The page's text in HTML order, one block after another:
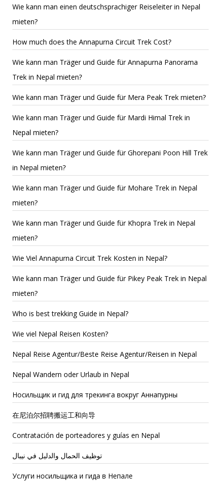
Wie kann man einen deutschsprachiger Reiseleiter in Nepal
mieten?
How much does the Annapurna Circuit Trek Cost?
Wie kann man Träger und Guide für Annapurna Panorama
Trek in Nepal mieten?
Wie kann man Träger und Guide für Mera Peak Trek mieten?
Wie kann man Träger und Guide für Mardi Himal Trek in
Nepal mieten?
Wie kann man Träger und Guide für Ghorepani Poon Hill Trek
in Nepal mieten?
Wie kann man Träger und Guide für Mohare Trek in Nepal
mieten?
Wie kann man Träger und Guide für Khopra Trek in Nepal
mieten?
Wie Viel Annapurna Circuit Trek Kosten in Nepal?
Wie kann man Träger und Guide für Pikey Peak Trek in Nepal
mieten?
Who is best trekking Guide in Nepal?
Wie viel Nepal Reisen Kosten?
Nepal Reise Agentur/Beste Reise Agentur/Reisen in Nepal
Nepal Wandern oder Urlaub in Nepal
Носильщик и гид для трекинга вокруг Аннапурны
在尼泊尔招聘搬运工和向导
Contratación de porteadores y guías en Nepal
توظيف الحمال والدليل في نيبال
Услуги носильщика и гида в Непале